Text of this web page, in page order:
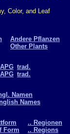
Color, and Leaf
Andere Pflanzen
Other Plants
APG
APG
trad.
trad.
Namen
Names
Form
.. Regionen
.. Regions